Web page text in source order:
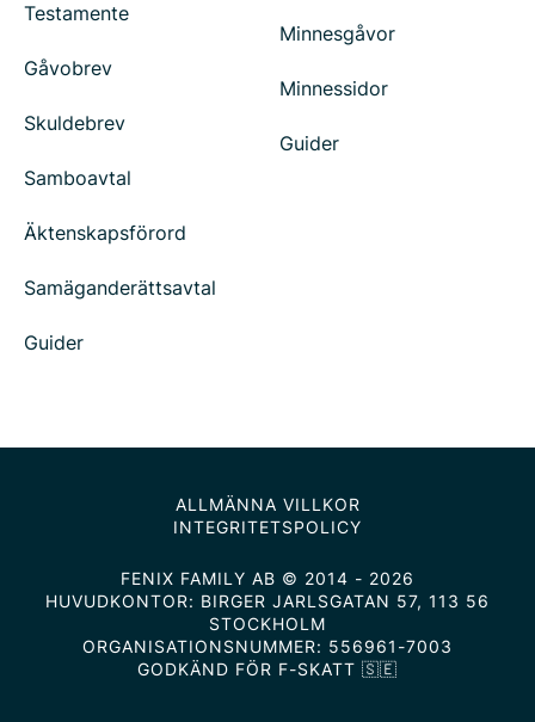
Testamente
Gåvobrev
Skuldebrev
Samboavtal
Äktenskapsförord
Samäganderättsavtal
Guider
Minnesgåvor
Minnessidor
Guider
ALLMÄNNA VILLKOR
INTEGRITETSPOLICY
FENIX FAMILY AB © 2014 - 2026
HUVUDKONTOR: BIRGER JARLSGATAN 57, 113 56
STOCKHOLM
ORGANISATIONSNUMMER: 556961-7003
GODKÄND FÖR F-SKATT 🇸🇪